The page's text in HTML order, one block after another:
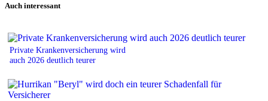
Auch interessant
Private Krankenversicherung wird
auch 2026 deutlich teurer